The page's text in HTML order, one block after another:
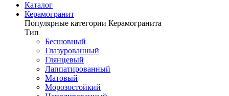
Каталог
Керамогранит
Популярные категории Керамогранита
Тип
Бесшовный
Глазурованный
Глянцевый
Лаппатированный
Матовый
Морозостойкий